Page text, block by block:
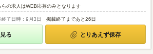
の求人はWEB応募のみとなります
終了日時：9月3日 掲載終了まであと26日
る とりあえず保存